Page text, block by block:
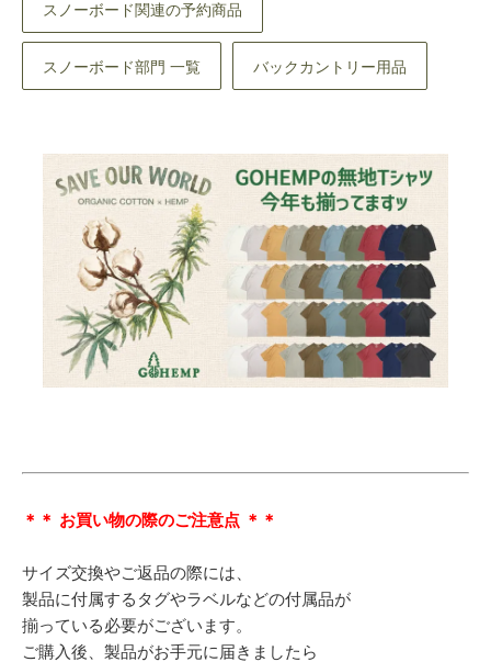
スノーボード関連の予約商品
スノーボード部門 一覧 バックカントリー用品
＊＊ お買い物の際のご注意点 ＊＊
サイズ交換やご返品の際には、
製品に付属するタグやラベルなどの付属品が
揃っている必要がございます。
ご購入後、製品がお手元に届きましたら